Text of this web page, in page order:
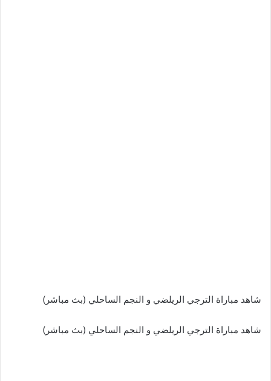
شاهد مباراة الترجي الريلضي و النجم الساحلي (بث مباشر)
شاهد مباراة الترجي الريلضي و النجم الساحلي (بث مباشر)